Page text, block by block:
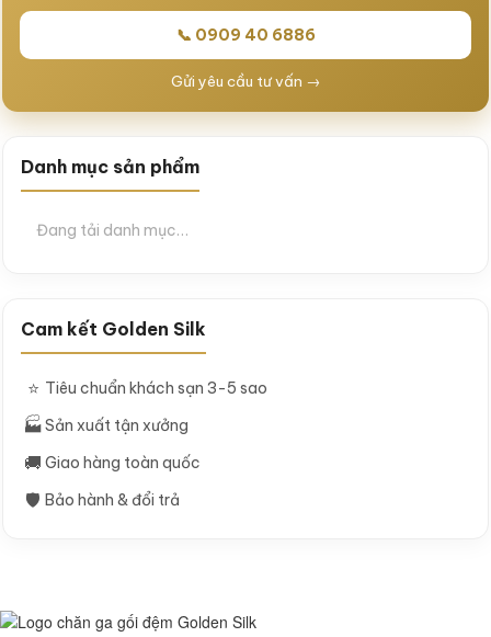
📞 0909 40 6886
Gửi yêu cầu tư vấn →
Danh mục sản phẩm
Đang tải danh mục…
Cam kết Golden Silk
⭐ Tiêu chuẩn khách sạn 3-5 sao
🏭Sản xuất tận xưởng
🚚 Giao hàng toàn quốc
🛡 Bảo hành & đổi trả